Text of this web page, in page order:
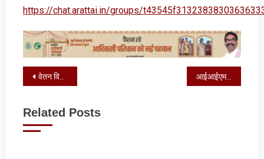
https://chat.arattai.in/groups/
Post
वेतन विसंगति और MACP के समाधान के लिए उच्च स्तरीय समिति गठित आईआईएम रांची तैयार करेगा पीवीयूएनएल के फ्लाई एश के व्यावसायीकरण का मॉडल
Related Posts